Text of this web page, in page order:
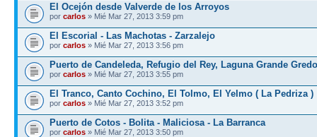
El Ocejón desde Valverde de los Arroyos
por carlos » Mié Mar 27, 2013 3:59 pm
El Escorial - Las Machotas - Zarzalejo
por carlos » Mié Mar 27, 2013 3:56 pm
Puerto de Candeleda, Refugio del Rey, Laguna Grande
por carlos » Mié Mar 27, 2013 3:55 pm
El Tranco, Canto Cochino, El Tolmo, El Yelmo ( La Pedriza )
por carlos » Mié Mar 27, 2013 3:52 pm
Puerto de Cotos - Bolita - Maliciosa - La Barranca
por carlos » Mié Mar 27, 2013 3:50 pm